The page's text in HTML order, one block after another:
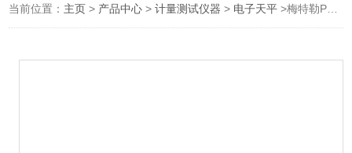
当前位置： 主页 > 产品中心 >计量测试仪器 > 电子天平 >梅特勒PL6001-L电子天平